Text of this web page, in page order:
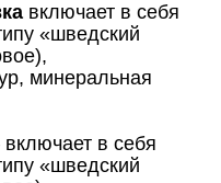
включает в себя
«шведский
минеральная
в себя
«шведский